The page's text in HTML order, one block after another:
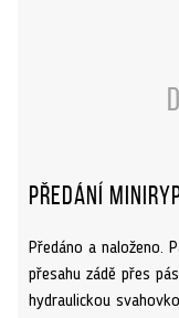
Předání
Předáno a naloženo.
přesahu zádě přes
hydraulickou